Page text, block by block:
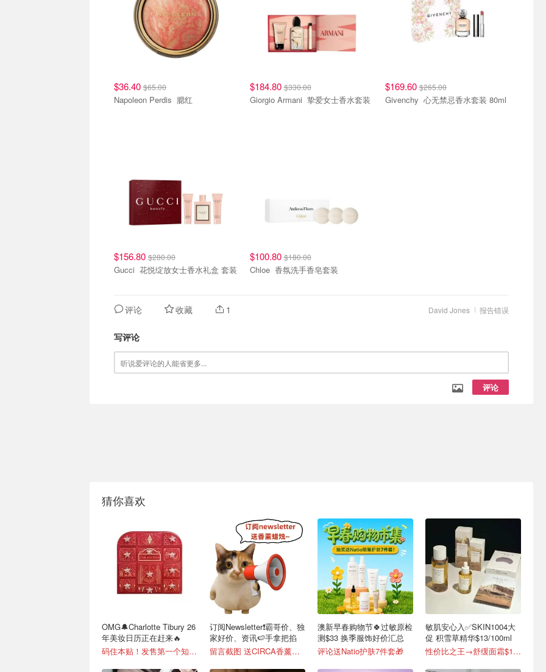
$36.40 $65.00
Napoleon Perdis 腮红
$184.80$330.00
Giorgio Armani 挚爱女士香水套装
$169.60 $265.00
Givenchy 心无禁忌香水套装 80ml
$156.80 $280.00
Gucci 花悦绽放女士香水礼盒 套装
$100.80$180.00
Chloe 香氛洗手香皂套装
报告错误
David Jones
评论 收藏 1
写评论
评论
猜你喜欢
OMG🔔Charlotte Tibury 26
年美妆日历正在赶来🔥
码住本贴！发售第一个知道🚨
订阅Newsletter❗霸哥价、独
家好价、资讯🍉手拿把掐
留言截图 送CIRCA香薰蜡烛
澳新早春购物节🍀过敏原检
测$33 换季服饰好价汇总
评论送Natio护肤7件套🎁
敏肌安心入✅️SKIN1004大
促 积雪草精华$13/100ml
性价比之王→舒缓面霜$13！